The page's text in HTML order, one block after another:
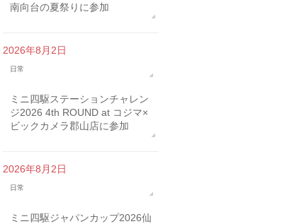
南向台の夏祭りに参加
2026年8月2日
日常
ミニ四駆ステーションチャレン
ジ2026 4th ROUND at コジマ×
ビックカメラ郡山店に参加
2026年8月2日
日常
ミニ四駆ジャパンカップ2026仙